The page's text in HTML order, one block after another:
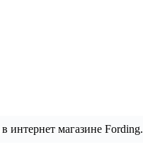
в интернет магазине Fording.